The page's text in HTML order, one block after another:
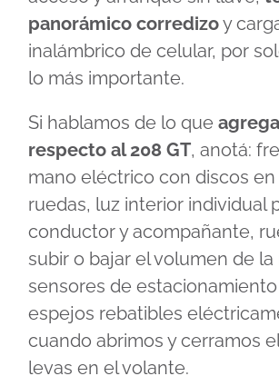
panorámico corredizoy
inalámbrico de celular, por
lo más importante.
Si hablamos de lo que
respecto al 208 GT, anotá:
mano eléctrico con discos
ruedas, luz interior individual
conductor y acompañante,
subir o bajar el volumen de la
sensores de
espejos rebatibles
cuando abrimos y cerramos
levas en el volante.